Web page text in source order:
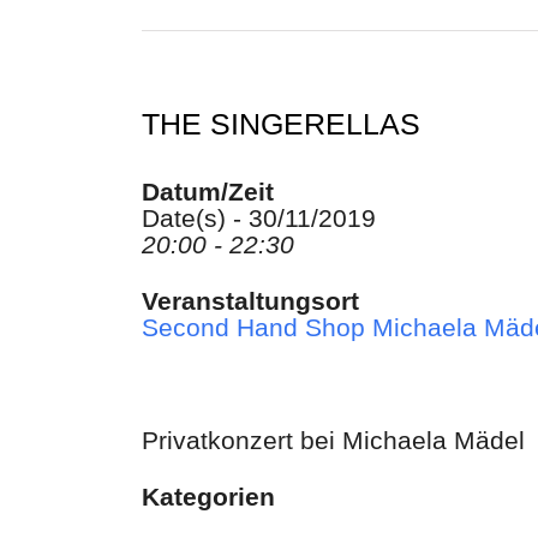
THE SINGERELLAS
Datum/Zeit
Date(s) - 30/11/2019
20:00 - 22:30
Veranstaltungsort
Second Hand Shop Michaela
Privatkonzert bei Michaela Mädel
Kategorien